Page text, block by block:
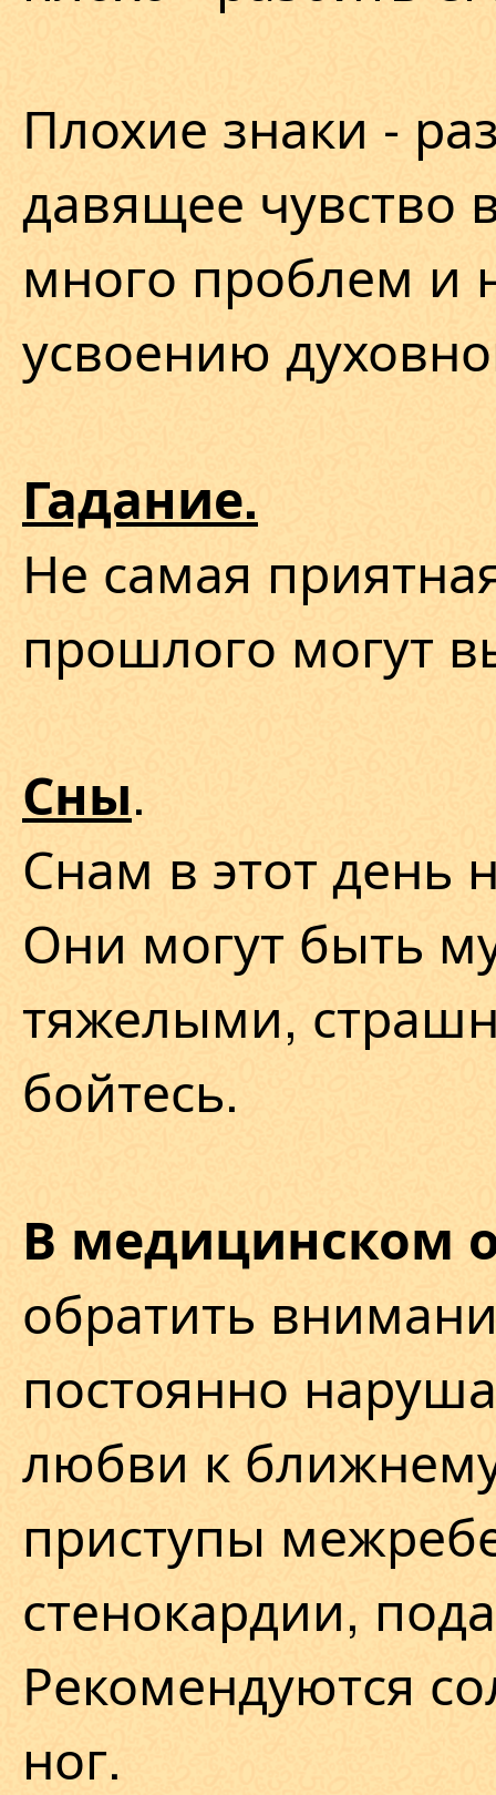
Плохие знаки -
давящее чувство
много проблем и
усвоению
Гадание.
Не самая
прошлого могут
Сны.
Снам в этот день
Они могут быть
тяжелыми,
бойтесь.
В медицинском
обратить
постоянно
любви к
приступы
стенокардии,
Рекомендуются
ног.